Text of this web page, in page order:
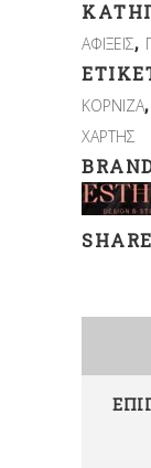
ΑΦΙΞΕΙΣ,
ΚΟΡΝΙΖΑ
ΧΑΡΤΗΣ